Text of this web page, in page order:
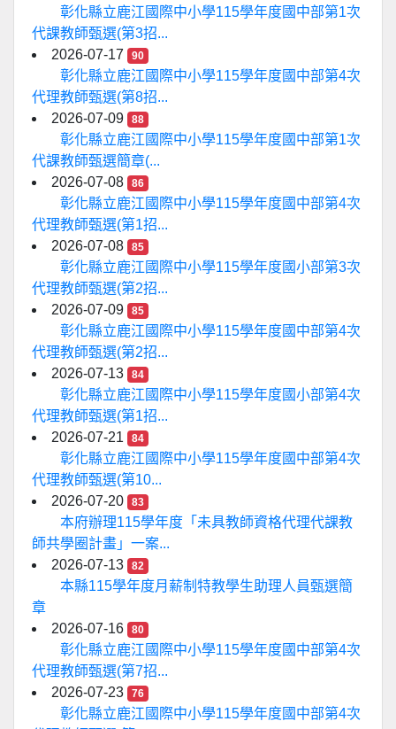
彰化縣立鹿江國際中小學115學年度國中部第1次
代課教師甄選(第3招...
2026-07-17
90
彰化縣立鹿江國際中小學115學年度國中部第4次
代理教師甄選(第8招...
2026-07-09
88
彰化縣立鹿江國際中小學115學年度國中部第1次
代課教師甄選簡章(...
2026-07-08
86
彰化縣立鹿江國際中小學115學年度國中部第4次
代理教師甄選(第1招...
2026-07-08
85
彰化縣立鹿江國際中小學115學年度國小部第3次
代理教師甄選(第2招...
2026-07-09
85
彰化縣立鹿江國際中小學115學年度國中部第4次
代理教師甄選(第2招...
2026-07-13
84
彰化縣立鹿江國際中小學115學年度國小部第4次
代理教師甄選(第1招...
2026-07-21
84
彰化縣立鹿江國際中小學115學年度國中部第4次
代理教師甄選(第10...
2026-07-20
83
本府辦理115學年度「未具教師資格代理代課教
師共學圈計畫」一案...
2026-07-13
82
本縣115學年度月薪制特教學生助理人員甄選簡
章
2026-07-16
80
彰化縣立鹿江國際中小學115學年度國中部第4次
代理教師甄選(第7招...
2026-07-23
76
彰化縣立鹿江國際中小學115學年度國中部第4次